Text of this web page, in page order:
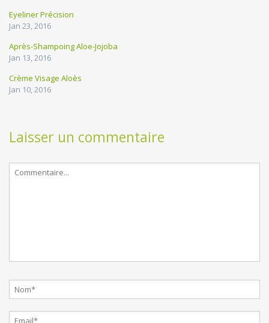
Eyeliner Précision
Jan 23, 2016
Après-Shampoing Aloe-Jojoba
Jan 13, 2016
Crème Visage Aloès
Jan 10, 2016
Laisser un commentaire